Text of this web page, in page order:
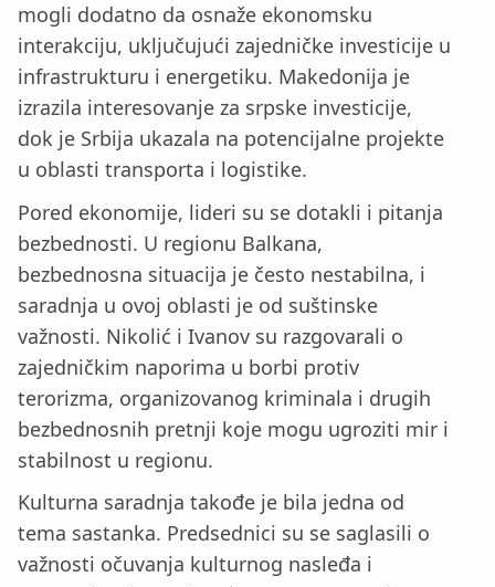
mogli dodatno da osnaže ekonomsku
interakciju, uključujući zajedničke investicije u
infrastrukturu i energetiku. Makedonija je
izrazila interesovanje za srpske investicije,
dok je Srbija ukazala na potencijalne projekte
u oblasti transporta i logistike.
Pored ekonomije, lideri su se dotakli i pitanja
bezbednosti. U regionu Balkana,
bezbednosna situacija je često nestabilna, i
saradnja u ovoj oblasti je od suštinske
važnosti. Nikolić i Ivanov su razgovarali o
zajedničkim naporima u borbi protiv
terorizma, organizovanog kriminala i drugih
bezbednosnih pretnji koje mogu ugroziti mir i
stabilnost u regionu.
Kulturna saradnja takođe je bila jedna od
tema sastanka. Predsednici su se saglasili o
važnosti očuvanja kulturnog nasleđa i